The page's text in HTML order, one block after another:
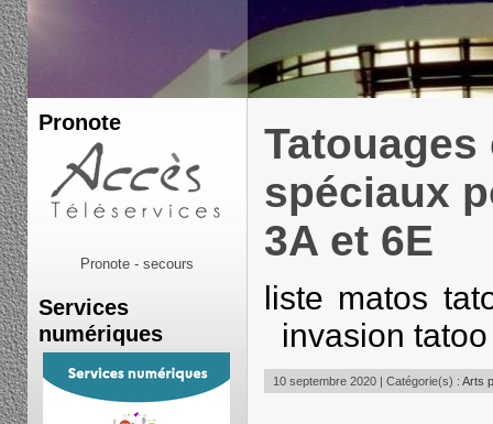
Pronote
Pronote - secours
Services
numériques
Tatouages
spéciaux
3A et 6E
liste matos
invasion
10 septembre 2020 | Catégorie(s) : Arts